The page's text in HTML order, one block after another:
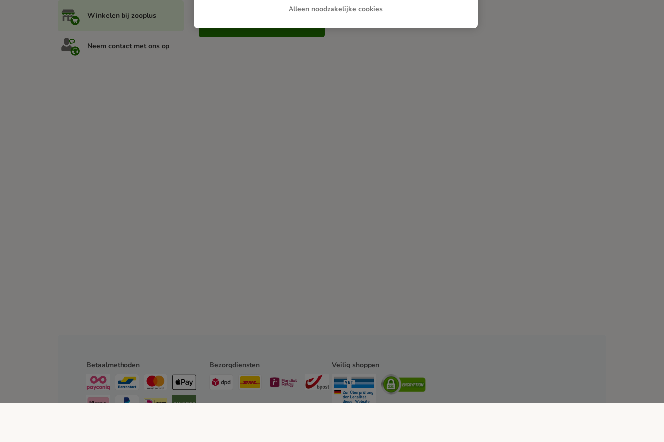
Winkelen bij zooplus
Neem contact met ons op
Betaalmethoden Bezorgdiensten Veilig shoppen
Alleen noodzakelijke cookies